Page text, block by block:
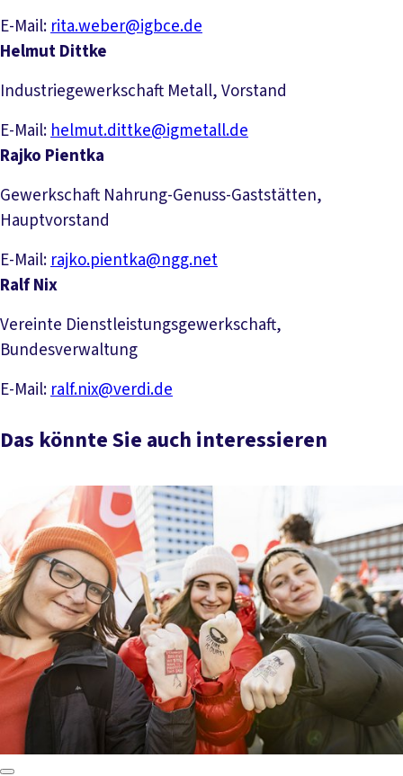
E-Mail:rita.weber@igbce.de
Helmut Dittke
Industriegewerkschaft Metall, Vorstand
E-Mail:helmut.dittke@igmetall.de
Rajko Pientka
Gewerkschaft Nahrung-Genuss-Gaststätten,
Hauptvorstand
E-Mail:rajko.pientka@ngg.net
Ralf Nix
Vereinte Dienstleistungsgewerkschaft,
Bundesverwaltung
E-Mail:ralf.nix@verdi.de
Das könnte Sie auch interessieren